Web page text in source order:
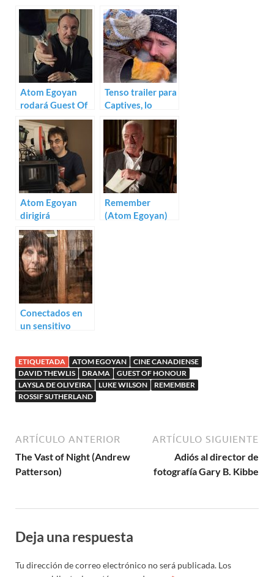
Atom Egoyan
rodará Guest Of
Honour
Tenso trailer para
Captives, lo
nuevo de Atom
Egoyan
Atom Egoyan
dirigirá
Remember con
Christopher
Plummer
Remember
(Atom Egoyan)
Conectados en
un sensitivo
ETIQUETADA ATOM EGOYAN
CINE CANADIENSE
DAVID THEWLIS
DRAMA
GUEST OF HONOUR
LAYSLA DE OLIVEIRA
LUKE WILSON
REMEMBER
ROSSIF SUTHERLAND
ARTÍCULO ANTERIOR
The Vast of Night (Andrew
Patterson)
ARTÍCULO SIGUIENTE
Adiós al director de
fotografía Gary B. Kibbe
Deja una respuesta
Tu dirección de correo electrónico no será publicada. Los